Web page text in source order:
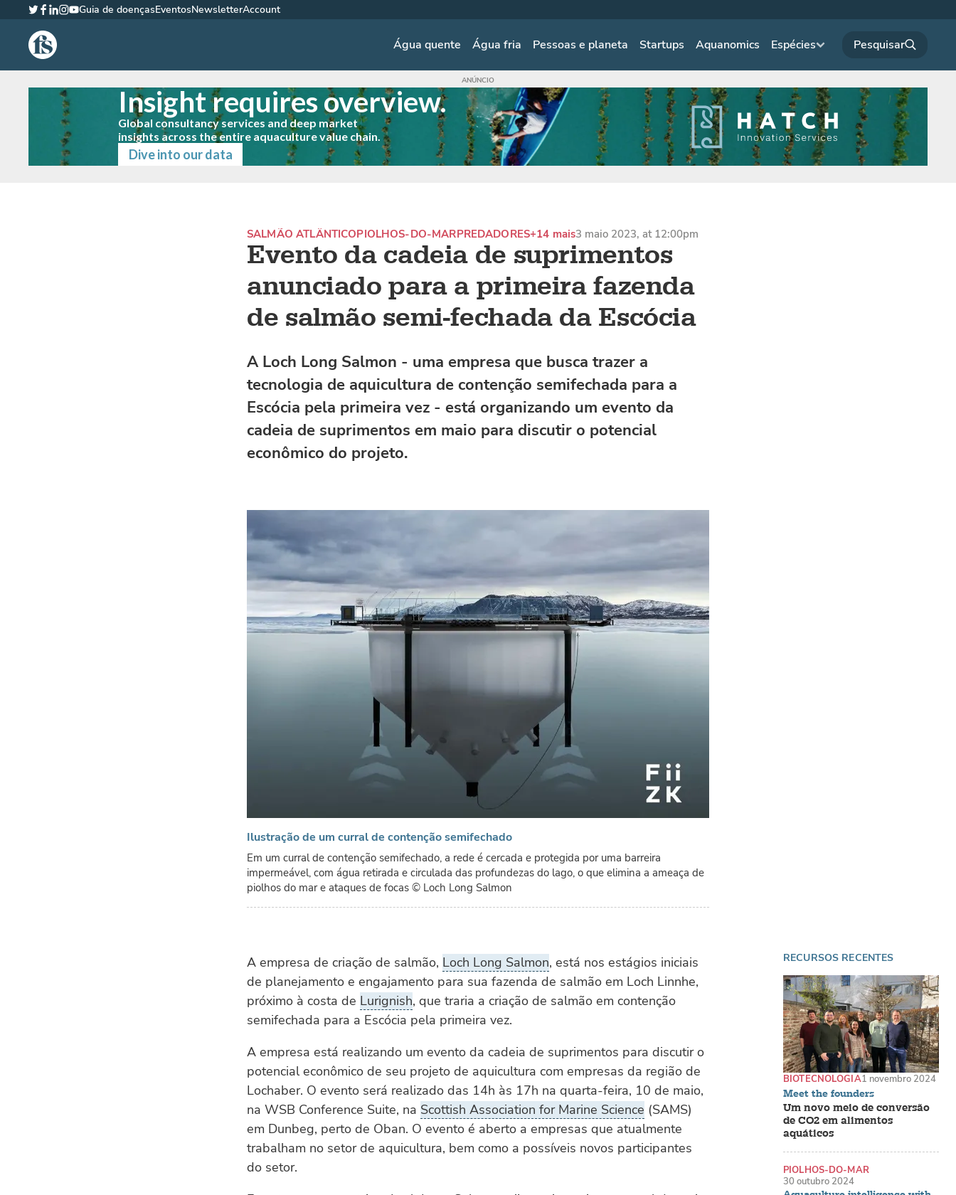
The Fish Site Brasil Água quente Água fria Pessoas e planeta Startups Aquanomics Espécies
Twitter
Facebook
LinkedIn
Instagram
YouTube
Guia de doençasEventosNewsletterAccount
Evento da cadeia de suprimentos
anunciado para a primeira fazenda
de salmão semi-fechada da Escócia
SALMÃO ATLÂNTICOPIOLHOS-DO-MARPREDADORES+14 mais3 maio 2023, at 12:00pm
A Loch Long Salmon - uma empresa que busca trazer a
tecnologia de aquicultura de contenção semifechada para a
Escócia pela primeira vez - está organizando um evento da
cadeia de suprimentos em maio para discutir o potencial
econômico do projeto.
Ilustração de um curral de contenção semifechado
Em um curral de contenção semifechado, a rede é cercada e protegida por uma barreira
impermeável, com água retirada e circulada das profundezas do lago, o que elimina a ameaça de
piolhos do mar e ataques de focas © Loch Long Salmon
A empresa de criação de salmão, Loch Long Salmon, está nos estágios iniciais
de planejamento e engajamento para sua fazenda de salmão em Loch Linnhe,
próximo à costa de Lurignish, que traria a criação de salmão em contenção
semifechada para a Escócia pela primeira vez.
A empresa está realizando um evento da cadeia de suprimentos para discutir o
potencial econômico de seu projeto de aquicultura com empresas da região de
Lochaber. O evento será realizado das 14h às 17h na quarta-feira, 10 de maio,
na WSB Conference Suite, na Scottish Association for Marine Science (SAMS)
em Dunbeg, perto de Oban. O evento é aberto a empresas que atualmente
trabalham no setor de aquicultura, bem como a possíveis novos participantes
do setor.
RECURSOS RECENTES
Meet the founders
Um novo meio de conversão
de CO2 em alimentos
aquáticos
BIOTECNOLOGIA1 novembro 2024
PIOLHOS-DO-MAR
30 outubro 2024
Insight requires overview.
Global consultancy services and deep market
insights across the entire aquaculture value chain.
Dive into our data